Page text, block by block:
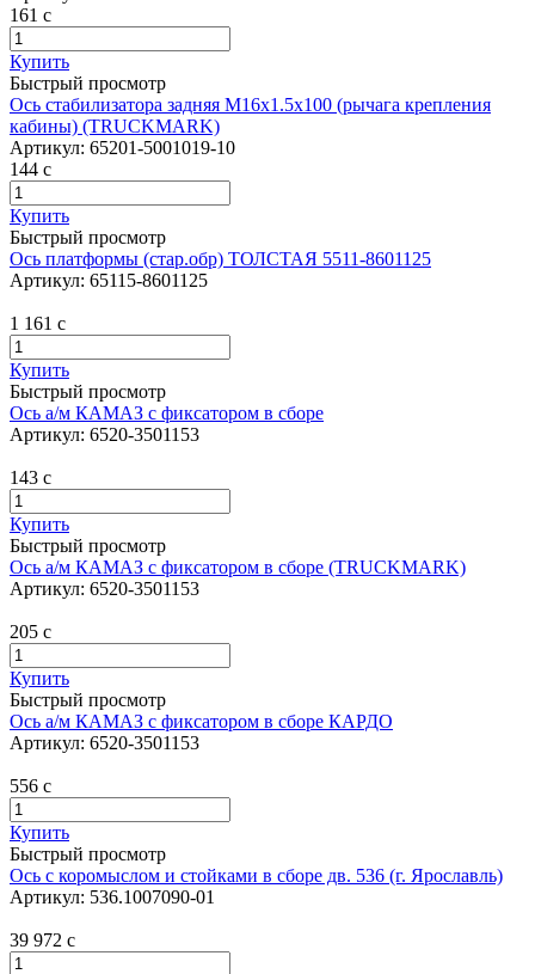
161 c
Купить
Быстрый просмотр
Ось стабилизатора задняя М16х1.5х100 (рычага крепления
кабины) (TRUCKMARK)
Артикул: 65201-5001019-10
144 c
Купить
Быстрый просмотр
Ось платформы (стар.обр) ТОЛСТАЯ 5511-8601125
Артикул: 65115-8601125
1 161 c
Купить
Быстрый просмотр
Ось а/м КАМАЗ с фиксатором в сборе
Артикул: 6520-3501153
143 c
Купить
Быстрый просмотр
Ось а/м КАМАЗ с фиксатором в сборе (TRUCKMARK)
Артикул: 6520-3501153
205 c
Купить
Быстрый просмотр
Ось а/м КАМАЗ с фиксатором в сборе КАРДО
Артикул: 6520-3501153
556 c
Купить
Быстрый просмотр
Ось с коромыслом и стойками в сборе дв. 536 (г. Ярославль)
Артикул: 536.1007090-01
39 972 c